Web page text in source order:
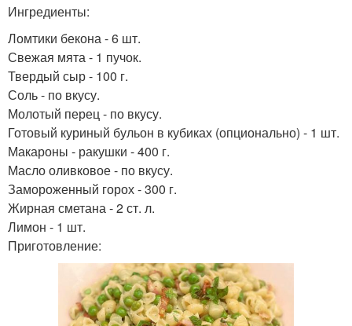
Ингредиенты:
Ломтики бекона - 6 шт.
Свежая мята - 1 пучок.
Твердый сыр - 100 г.
Соль - по вкусу.
Молотый перец - по вкусу.
Готовый куриный бульон в кубиках (опционально) - 1 шт.
Макароны - ракушки - 400 г.
Масло оливковое - по вкусу.
Замороженный горох - 300 г.
Жирная сметана - 2 ст. л.
Лимон - 1 шт.
Приготовление: